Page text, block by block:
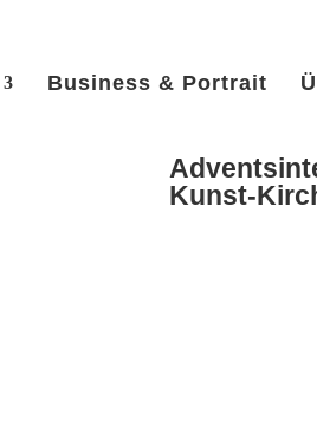
Business & Portrait
Kunst-